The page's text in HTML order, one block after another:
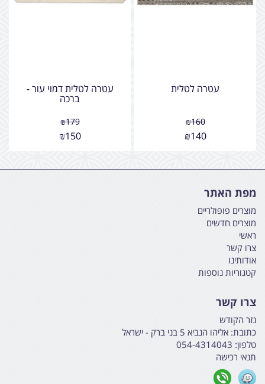
עטרה לטלית
₪160
₪140
עטרה לטלית דמוי עור -
ברכה
₪179
₪150
מפת האתר
מוצרים פופולריים
מוצרים חדשים
ראשי
צרו קשר
אודותינו
קטגוריות נוספות
צרו קשר
נזר הקודש
כתובת: אליהו הנביא 5 בני ברק - ישראל
טלפון: 054-4314043
תנאי רכישה